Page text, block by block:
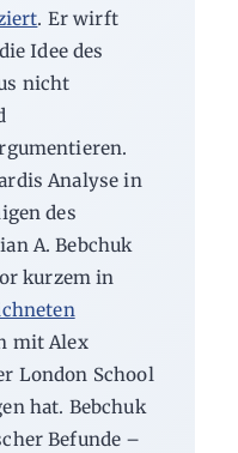
. Er wirft
Idee des
nicht
Analyse in
des
A. Bebchuk
kurzem in
mit Alex
London School
hat. Bebchuk
Befunde –